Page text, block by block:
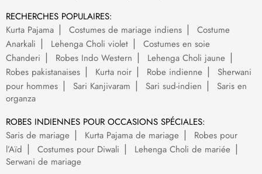
RECHERCHES POPULAIRES:
Kurta Pajama
Costumes de mariage indiens
Costume
Anarkali
Lehenga Choli violet
Costumes en soie
Chanderi
Robes Indo Western
Lehenga Choli jaune
Robes pakistanaises
Kurta noir Robe indienne
Sherwani
pour hommes
Sari Kanjivaram Sari sud-indien
Saris en
organza
ROBES INDIENNES POUR OCCASIONS SPÉCIALES:
Saris de mariage
Kurta Pajama de mariage
Robes pour
l’Aïd
Costumes pour Diwali
Lehenga Choli de mariée
Serwani de mariage